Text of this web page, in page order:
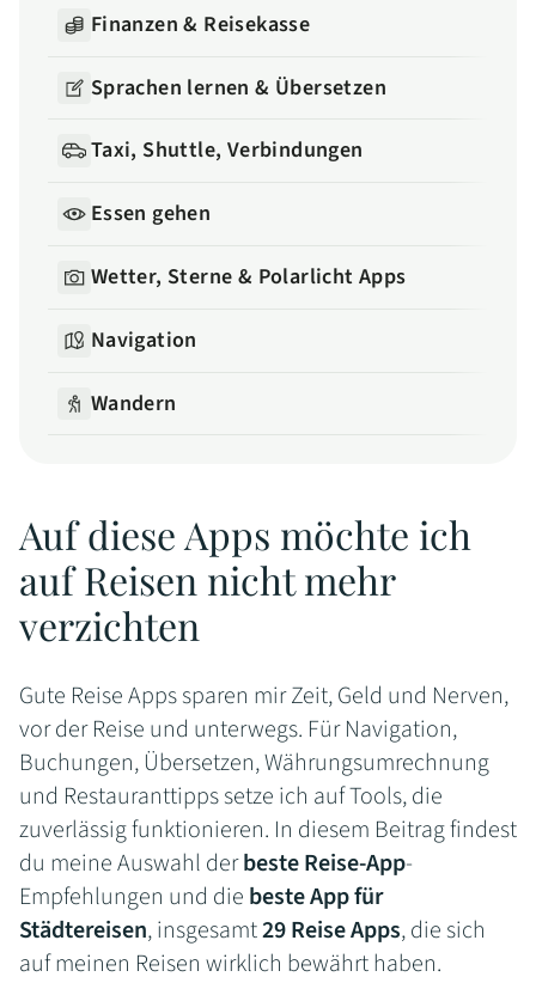
Finanzen & Reisekasse
Sprachen lernen & Übersetzen
Taxi, Shuttle, Verbindungen
Essen gehen
Wetter, Sterne & Polarlicht Apps
Navigation
Wandern
Auf diese Apps möchte ich
auf Reisen nicht mehr
verzichten
Gute Reise Apps sparen mir Zeit, Geld und Nerven,
vor der Reise und unterwegs. Für Navigation,
Buchungen, Übersetzen, Währungsumrechnung
und Restauranttipps setze ich auf Tools, die
zuverlässig funktionieren. In diesem Beitrag findest
du meine Auswahl derbeste Reise-App-
Empfehlungen und die beste App für
Städtereisen, insgesamt29 Reise Apps, die sich
auf meinen Reisen wirklich bewährt haben.